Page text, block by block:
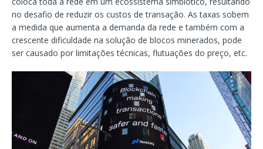
no desafio de reduzir os custos de transação. As taxas sobem
a medida que aumenta a demanda da rede e também com a
crescente dificuldade na solução de blocos minerados, pode
ser causado por limitações técnicas, flutuações do preço, etc.